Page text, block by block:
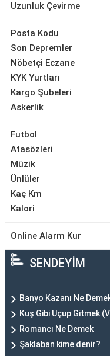
Uzunluk Çevirme
Posta Kodu
Son Depremler
Nöbetçi Eczane
KYK Yurtları
Kargo Şubeleri
Askerlik
Futbol
Atasözleri
Müzik
Ünlüler
Kaç Km
Kalori
Online Alarm Kur
SENDEYİM
Banyo Kazanı Ne
Kuş Gibi Uçup Gitmek
Romancı Ne Demek
Şaklaban kime denir?